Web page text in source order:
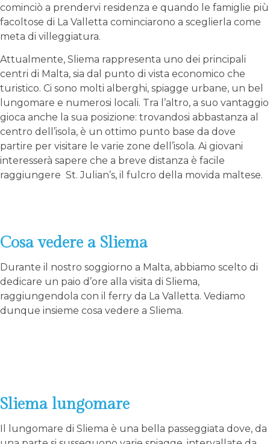
cominciò a prendervi residenza e quando le famiglie più
facoltose di La Valletta cominciarono a sceglierla come
meta di villeggiatura.
Attualmente, Sliema rappresenta uno dei principali
centri di Malta, sia dal punto di vista economico che
turistico. Ci sono molti alberghi, spiagge urbane, un bel
lungomare e numerosi locali. Tra l’altro, a suo vantaggio
gioca anche la sua posizione: trovandosi abbastanza al
centro dell’isola, è un ottimo punto base da dove
partire per visitare le varie zone dell’isola. Ai giovani
interesserà sapere che a breve distanza è facile
raggiungere St. Julian’s, il fulcro della movida maltese.
Cosa vedere a Sliema
Durante il nostro soggiorno a Malta, abbiamo scelto di
dedicare un paio d’ore alla visita di Sliema,
raggiungendola con il ferry da La Valletta. Vediamo
dunque insieme cosa vedere a Sliema.
Sliema lungomare
Il lungomare di Sliema è una bella passeggiata dove, da